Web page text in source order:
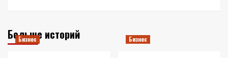
Больше историй
Бизнес Бизнес